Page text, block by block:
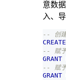
意数
入、
-- 创建
CREATE
-- 赋予
GRANT
-- 赋予
GRANT